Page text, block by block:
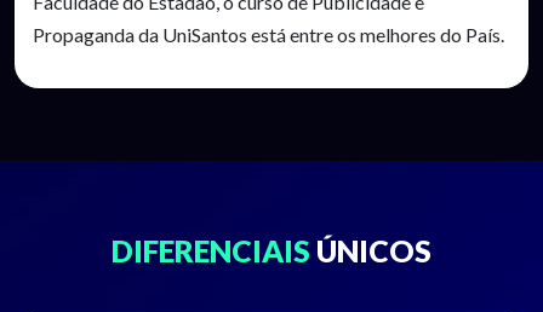
Propaganda da UniSantos está entre os melhores do País.
DIFERENCIAIS ÚNICOS